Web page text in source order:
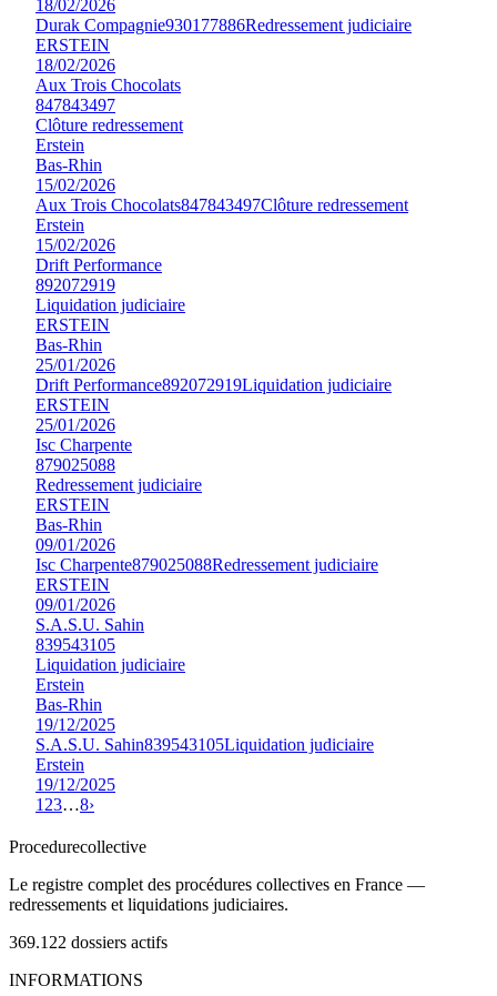
18/02/2026
Durak Compagnie930177886Redressement judiciaire
ERSTEIN
18/02/2026
Aux Trois Chocolats
847843497
Clôture redressement
Erstein
Bas-Rhin
15/02/2026
Aux Trois Chocolats847843497Clôture redressement
Erstein
15/02/2026
Drift Performance
892072919
Liquidation judiciaire
ERSTEIN
Bas-Rhin
25/01/2026
Drift Performance892072919Liquidation judiciaire
ERSTEIN
25/01/2026
Isc Charpente
879025088
Redressement judiciaire
ERSTEIN
Bas-Rhin
09/01/2026
Isc Charpente879025088Redressement judiciaire
ERSTEIN
09/01/2026
S.A.S.U. Sahin
839543105
Liquidation judiciaire
Erstein
Bas-Rhin
19/12/2025
S.A.S.U. Sahin839543105Liquidation judiciaire
Erstein
19/12/2025
1 23…8›
Procedurecollective
Le registre complet des procédures collectives en France —
redressements et liquidations judiciaires.
369.122 dossiers actifs
INFORMATIONS